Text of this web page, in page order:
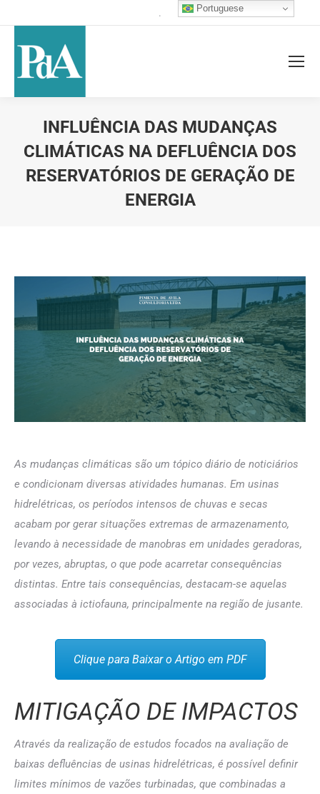
.
INFLUÊNCIA DAS MUDANÇAS
CLIMÁTICAS NA DEFLUÊNCIA DOS
RESERVATÓRIOS DE GERAÇÃO DE
ENERGIA
As mudanças climáticas são um tópico diário de noticiários
e condicionam diversas atividades humanas. Em usinas
hidrelétricas, os períodos intensos de chuvas e secas
acabam por gerar situações extremas de armazenamento,
levando à necessidade de manobras em unidades geradoras,
por vezes, abruptas, o que pode acarretar consequências
distintas. Entre tais consequências, destacam-se aquelas
associadas à ictiofauna, principalmente na região de jusante.
Clique para Baixar o Artigo em PDF
MITIGAÇÃO DE IMPACTOS
Através da realização de estudos focados na avaliação de
baixas defluências de usinas hidrelétricas, é possível definir
limites mínimos de vazões turbinadas, que combinadas a
Portuguese